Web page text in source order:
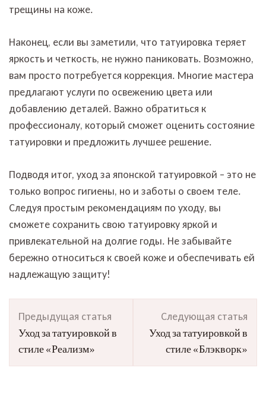
трещины на коже.
Наконец, если вы заметили, что татуировка теряет
яркость и четкость, не нужно паниковать. Возможно,
вам просто потребуется коррекция. Многие мастера
предлагают услуги по освежению цвета или
добавлению деталей. Важно обратиться к
профессионалу, который сможет оценить состояние
татуировки и предложить лучшее решение.
Подводя итог, уход за японской татуировкой – это не
только вопрос гигиены, но и заботы о своем теле.
Следуя простым рекомендациям по уходу, вы
сможете сохранить свою татуировку яркой и
привлекательной на долгие годы. Не забывайте
бережно относиться к своей коже и обеспечивать ей
надлежащую защиту!
по
записям
Предыдущая статья
Уход за татуировкой в
стиле «Реализм»
Следующая статья
Уход за татуировкой в
стиле «Блэкворк»